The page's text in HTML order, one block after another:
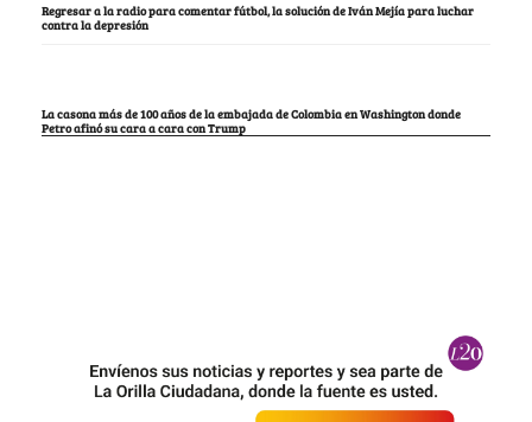
Regresar a la radio para comentar fútbol, la solución de Iván Mejía para luchar
contra la depresión
La casona más de 100 años de la embajada de Colombia en Washington donde
Petro afinó su cara a cara con Trump